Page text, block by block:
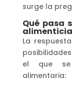
surge la
Qué pasa
alimenticia
La
el que se
alimentaria: